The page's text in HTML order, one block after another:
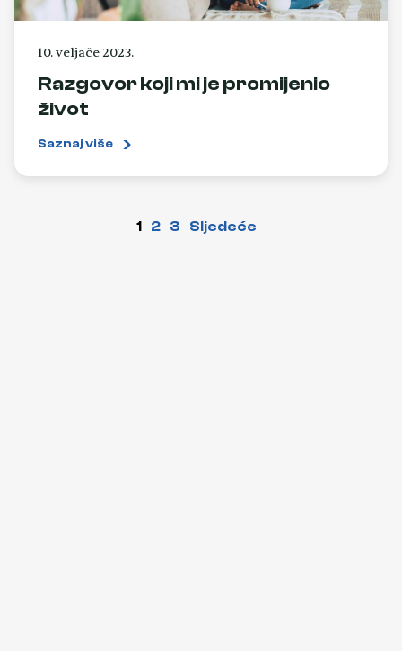
10. veljače 2023.
Razgovor koji mi je promijenio
život
Saznaj više
1 2 3 Sljedeće